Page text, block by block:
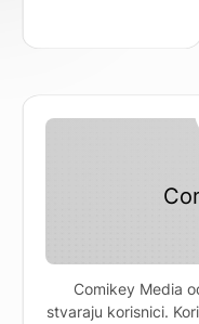
Comikey Media
stvaraju korisnici.